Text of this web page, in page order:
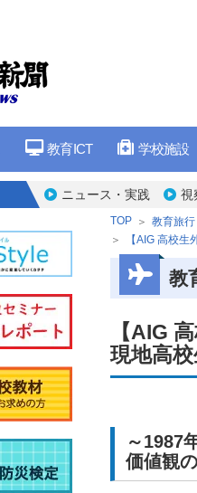
教育ICT 学校施設
ニュース・実践 視
TOP 教育旅行
【AIG 高校
教
【AIG
現地高
～1987
価値観